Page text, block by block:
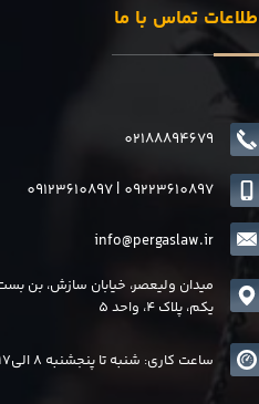
تماس با ما
02188894679
info@pergaslaw.ir
09123610897| 09223610897
میدان ولیعصر، خیابان سازش، بن
یکم، پلاک 4، واحد 5
ساعت کاری: شنبه تا پنجشنبه 8 الی17